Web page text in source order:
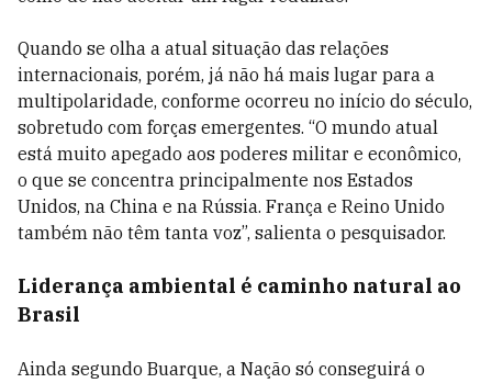
Quando se olha a atual situação das relações
internacionais, porém, já não há mais lugar para a
multipolaridade, conforme ocorreu no início do século,
sobretudo com forças emergentes. “O mundo atual
está muito apegado aos poderes militar e econômico,
o que se concentra principalmente nos Estados
Unidos, na China e na Rússia. França e Reino Unido
também não têm tanta voz”, salienta o pesquisador.
Liderança ambiental é caminho natural ao
Brasil
Ainda segundo Buarque, a Nação só conseguirá o